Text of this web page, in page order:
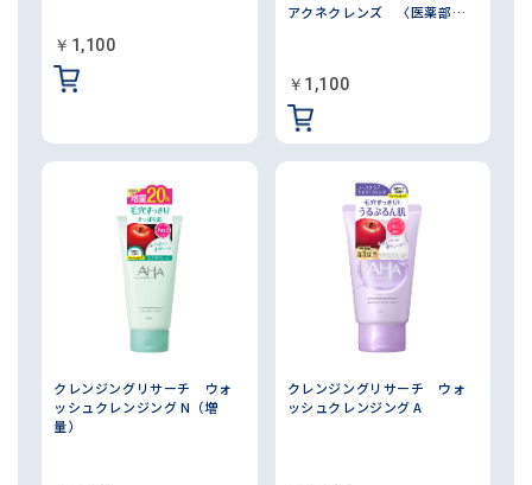
￥1,100
アクネクレンズ 〈医薬部外
￥1,100
クレンジングリサーチ ウォ
ッシュクレンジング N（増
量）
クレンジングリサーチ ウォ
ッシュクレンジング A